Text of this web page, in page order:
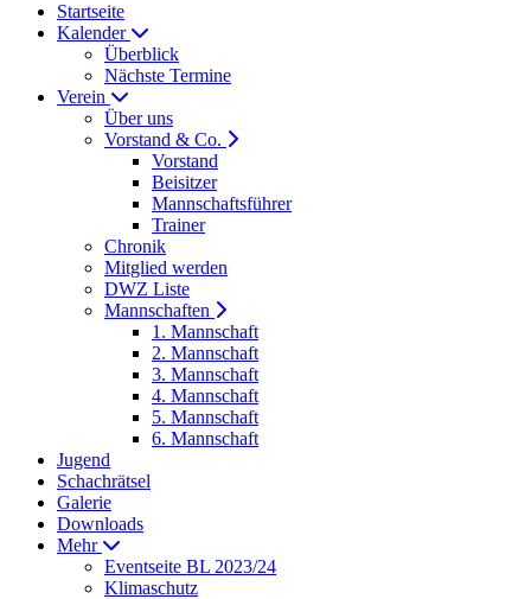
Startseite
Kalender
Überblick
Nächste Termine
Verein
Über uns
Vorstand & Co.
Vorstand
Beisitzer
Mannschaftsführer
Trainer
Chronik
Mitglied werden
DWZ Liste
Mannschaften
1. Mannschaft
2. Mannschaft
3. Mannschaft
4. Mannschaft
5. Mannschaft
6. Mannschaft
Jugend
Schachrätsel
Galerie
Downloads
Mehr
Eventseite BL 2023/24
Klimaschutz